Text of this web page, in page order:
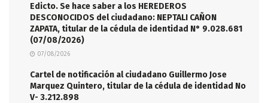
Edicto. Se hace saber a los HEREDEROS
DESCONOCIDOS del ciudadano: NEPTALI CAÑON
ZAPATA, titular de la cédula de identidad N° 9.028.681
(07/08/2026)
07/08/2026
Cartel de notificación al ciudadano Guillermo Jose
Marquez Quintero, titular de la cédula de identidad No
V- 3.212.898